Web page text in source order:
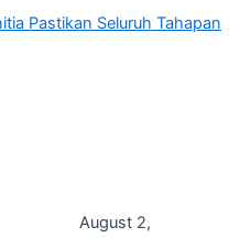
Pastikan Seluruh Tahapan
August 2,